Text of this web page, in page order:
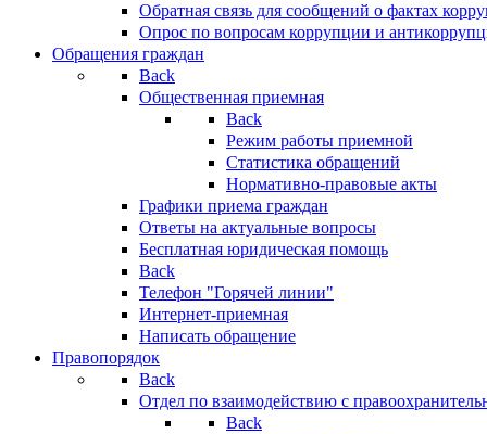
Обратная связь для сообщений о фактах
Опрос по вопросам коррупции и
Обращения граждан
Back
Общественная приемная
Back
Режим работы приемной
Статистика обращений
Нормативно-правовые акты
Графики приема граждан
Ответы на актуальные вопросы
Бесплатная юридическая помощь
Back
Телефон "Горячей линии"
Интернет-приемная
Написать обращение
Правопорядок
Back
Отдел по взаимодействию с
Back